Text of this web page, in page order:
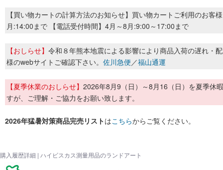
【買い物カートの計算方法のお知らせ】買い物カートご利用のお客
月:14:00まで 【電話受付時間】4月～8月:9:00～17:00まで
【おしらせ】 令和８年熊本地震による影響により商品入荷の遅れ・
様のwebサイトご確認下さい。 佐川急便／福山通運
【夏季休業のおしらせ】 2026年8月9（日）～8月16（日）を夏季休
すが、ご理解・ご協力をお願い致します。
2026年猛暑対策商品完売リストはこちらからご覧ください。
購入履歴詳細 | ハイビスカス測量用品のランドアート